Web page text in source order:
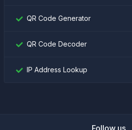
QR Code Generator
QR Code Decoder
IP Address Lookup
Follow us